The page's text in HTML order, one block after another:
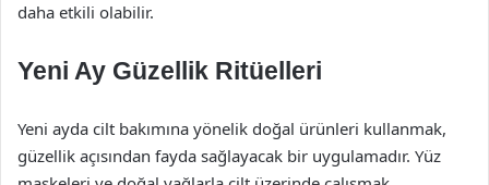
daha etkili olabilir.
Yeni Ay Güzellik Ritüelleri
Yeni ayda cilt bakımına yönelik doğal ürünleri kullanmak,
güzellik açısından fayda sağlayacak bir uygulamadır. Yüz